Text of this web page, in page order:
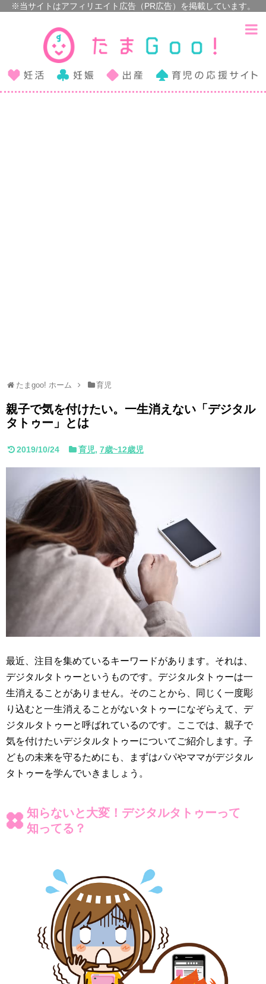
たまgoo! ホーム 育児
親子で気を付けたい。一生消えない「デジタル
タトゥー」とは
2019/10/24 育児, 7歳~12歳児
最近、注目を集めているキーワードがあります。それは、
デジタルタトゥーというものです。デジタルタトゥーは一
生消えることがありません。そのことから、同じく一度彫
り込むと一生消えることがないタトゥーになぞらえて、デ
ジタルタトゥーと呼ばれているのです。ここでは、親子で
気を付けたいデジタルタトゥーについてご紹介します。子
どもの未来を守るためにも、まずはパパやママがデジタル
タトゥーを学んでいきましょう。
知らないと大変！デジタルタトゥーって
知ってる？